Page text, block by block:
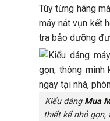
Tùy từng hãng
máy nát vụn kết
tra bảo dưỡng
Kiểu dáng Mua
thiết kế nhỏ